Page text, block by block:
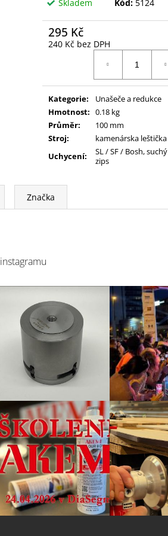
Skladem Kód: 5124
295 Kč
240 Kč bez DPH
Kategorie:
Unašeče a redukce
Hmotnost: 0.18 kg
Průměr:
100 mm
Stroj:
kamenárska leštička
Uchycení:
SL / SF / Bosh, suchý
zips
Značka
instagramu